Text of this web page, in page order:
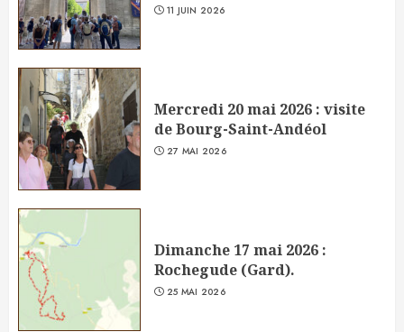
11 JUIN 2026
Mercredi 20 mai 2026 : visite
de Bourg-Saint-Andéol
27 MAI 2026
Dimanche 17 mai 2026 :
Rochegude (Gard).
25 MAI 2026